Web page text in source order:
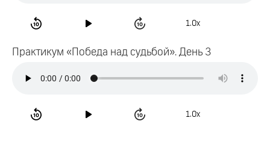
1.0x
Практикум «Победа над судьбой». День 3
1.0x